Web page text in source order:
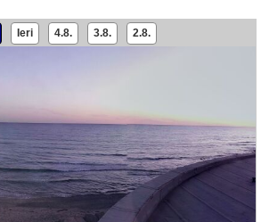
Ieri 4.8. 3.8. 2.8.